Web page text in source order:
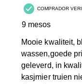
COMPRADOR
9 mesos
Mooie kwaliteit,
wassen,goede
geleverd, in
kasjmier truien